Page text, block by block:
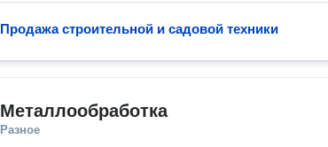
Продажа строительной и садовой техники
Металлообработка
Разное